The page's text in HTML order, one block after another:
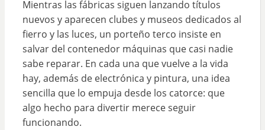
Mientras las fábricas siguen lanzando títulos
nuevos y aparecen clubes y museos dedicados al
fierro y las luces, un porteño terco insiste en
salvar del contenedor máquinas que casi nadie
sabe reparar. En cada una que vuelve a la vida
hay, además de electrónica y pintura, una idea
sencilla que lo empuja desde los catorce: que
algo hecho para divertir merece seguir
funcionando.